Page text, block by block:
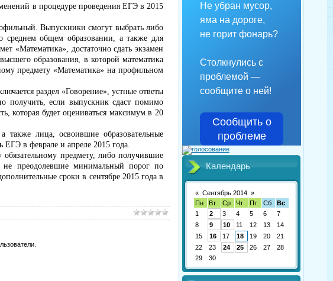
в процедуре проведения ЕГЭ в 2015
Выпускники смогут выбрать либо
среднем общем образовании, а также для
«Математика», достаточно сдать экзамен
образования, в которой математика
предмету «Математика» на профильном
раздел «Говорение», устные ответы
получить, если выпускник сдаст помимо
которая будет оцениваться максимум в 20
лица, освоившие образовательные
ЕГЭ в феврале и апреле 2015 года.
обязательному предмету, либо получившие
не преодолевшие минимальный порог по
сроки в сентябре 2015 года в
Не убран мусор,
яма на дороге,
не горит фонарь?
Столкнулись с
проблемой —
сообщите о ней!
Сообщить о
проблеме
Календарь
« Сентябрь 2014 »
Пн
Вт Ср Чт Пт Сб
Вс
1
2 3 4 5 6
7
8
9 10 11 12 13
14
15
16 17 18 19 20
21
22
23 24 25 26 27
28
29
30